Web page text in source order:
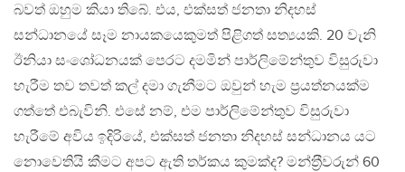
බවත් ඔහුම කියා තිබේ. එය, එක්සත් ජනතා නිදහස්
සන්ධානයේ සෑම නායකයෙකුමත් පිළිගත් සත්‍යයකි. 20 වැනි
ඊනියා සංශෝධනයක් පෙරට දමමින් පාර්ලිමේන්තුව විසුරුවා
හැරීම තව තවත් කල් දමා ගැනීමට ඔවුන් හැම ප‍්‍රයත්නයක්ම
ගත්තේ එබැවිනි. එසේ නම්, එම පාර්ලිමේන්තුව විසුරුවා
හැරීමේ අවිය ඉදිරියේ, එක්සත් ජනතා නිදහස් සන්ධානය යට
නොවෙතියි කීමට අපට ඇති තර්කය කුමක්ද? මන්ත‍්‍රීවරුන් 60